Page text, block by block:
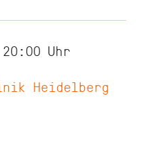
Uhr
Heidelberg